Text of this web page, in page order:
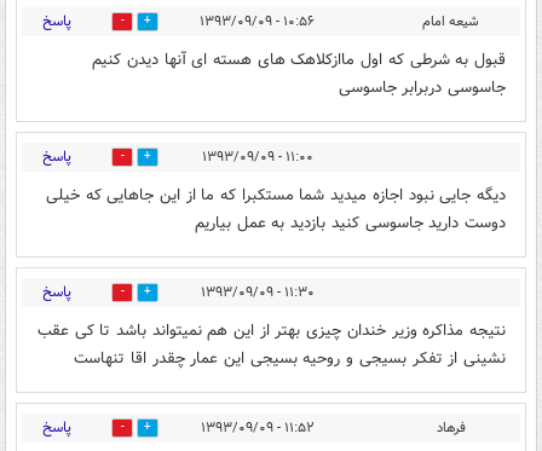
شیعه امام ۱۰:۵۶ - ۱۳۹۳/۰۹/۰۹ 0 پاسخ
قبول به شرطی که اول ماازکلاهک های هسته ای آنها دیدن کنیم
جاسوسی دربرابر جاسوسی
۱۱:۰۰ - ۱۳۹۳/۰۹/۰۹ 0 پاسخ
دیگه جایی نبود اجازه میدید شما مستکبرا که ما از این جاهایی که خیلی
دوست دارید جاسوسی کنید بازدید به عمل بیاریم
۱۱:۳۰ - ۱۳۹۳/۰۹/۰۹ 0 پاسخ
نتیجه مذاکره وزیر خندان چیزی بهتر از این هم نمیتواند باشد تا کی عقب
نشینی از تفکر بسیجی و روحیه بسیجی این عمار چقدر اقا تنهاست
فرهاد ۱۱:۵۲ - ۱۳۹۳/۰۹/۰۹ 0 پاسخ